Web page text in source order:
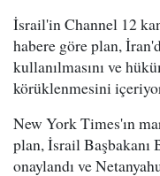
İsrail'in Channel 12
habere göre plan,
kullanılmasını ve
körüklenmesini
New York Times'ın
plan, İsrail Başbakanı
onaylandı ve